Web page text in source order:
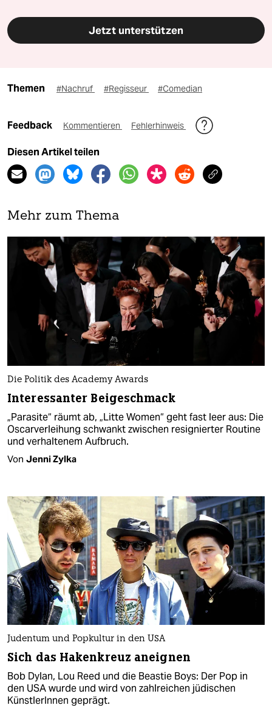
Jetzt unterstützen
Themen #Nachruf #Regisseur #Comedian
Feedback Kommentieren Fehlerhinweis
Diesen Artikel teilen
Mehr zum Thema
Die Politik des Academy Awards
Interessanter Beigeschmack
„Parasite“ räumt ab, „Litte Women“ geht fast leer aus: Die
Oscarverleihung schwankt zwischen resignierter Routine
und verhaltenem Aufbruch.
Von Jenni Zylka
Judentum und Popkultur in den USA
Sich das Hakenkreuz aneignen
Bob Dylan, Lou Reed und die Beastie Boys: Der Pop in
den USA wurde und wird von zahlreichen jüdischen
KünstlerInnen geprägt.